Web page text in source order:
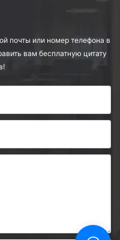
почты или номер телефона в
вам бесплатную цитату